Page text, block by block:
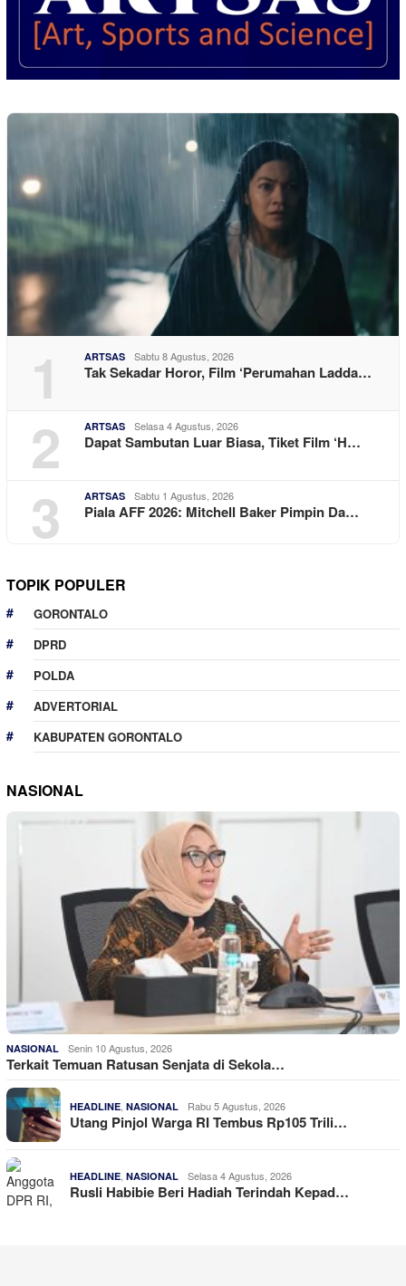
1 ARTSAS Sabtu 8 Agustus, 2026
Tak Sekadar Horor, Film ‘Perumahan Ladda…
2 ARTSAS Selasa 4 Agustus, 2026
Dapat Sambutan Luar Biasa, Tiket Film ‘H…
3 ARTSAS Sabtu 1 Agustus, 2026
Piala AFF 2026: Mitchell Baker Pimpin Da…
TOPIK POPULER
GORONTALO
DPRD
POLDA
ADVERTORIAL
KABUPATEN GORONTALO
NASIONAL
NASIONAL Senin 10 Agustus, 2026
Terkait Temuan Ratusan Senjata di Sekola…
HEADLINE NASIONAL Rabu 5 Agustus, 2026
Utang Pinjol Warga RI Tembus Rp105 Trili…
HEADLINE NASIONAL Selasa 4 Agustus, 2026
Rusli Habibie Beri Hadiah Terindah Kepad…